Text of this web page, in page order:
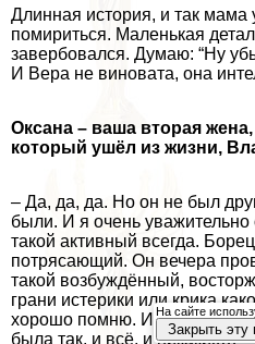
Длинная история, и так мама
помириться. Маленькая
завербовался. Думаю: “Ну
И Вера не виновата, она
Оксана – ваша вторая
который ушёл из жизни,
– Да, да, да. Но он не был
были. И я очень
такой активный всегда.
потрясающий. Он вечера
такой возбуждённый,
грани истерики или крика
хорошо помню. Играли мы
была так, и всё, и никаких…
На сайте
Закрыть эту